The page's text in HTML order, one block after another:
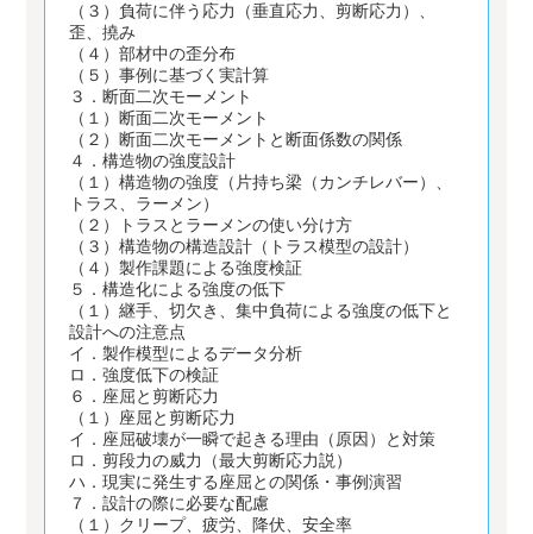
（３）負荷に伴う応力（垂直応力、剪断応力）、
歪、撓み
（４）部材中の歪分布
（５）事例に基づく実計算
３．断面二次モーメント
（１）断面二次モーメント
（２）断面二次モーメントと断面係数の関係
４．構造物の強度設計
（１）構造物の強度（片持ち梁（カンチレバー）、
トラス、ラーメン）
（２）トラスとラーメンの使い分け方
（３）構造物の構造設計（トラス模型の設計）
（４）製作課題による強度検証
５．構造化による強度の低下
（１）継手、切欠き、集中負荷による強度の低下と
設計への注意点
イ．製作模型によるデータ分析
ロ．強度低下の検証
６．座屈と剪断応力
（１）座屈と剪断応力
イ．座屈破壊が一瞬で起きる理由（原因）と対策
ロ．剪段力の威力（最大剪断応力説）
ハ．現実に発生する座屈との関係・事例演習
７．設計の際に必要な配慮
（１）クリープ、疲労、降伏、安全率